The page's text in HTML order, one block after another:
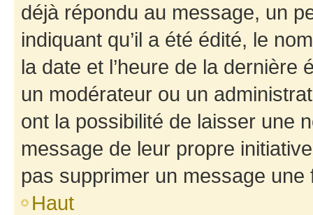
déjà répondu au message, un
indiquant qu’il a été édité, le
la date et l’heure de la dernière
un modérateur ou un
ont la possibilité de laisser une
message de leur propre
pas supprimer un message une
Haut